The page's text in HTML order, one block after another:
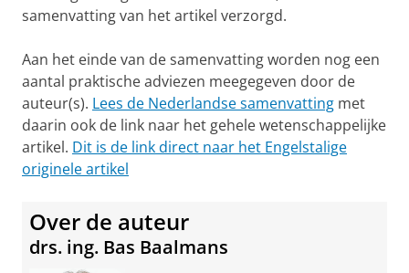
samenvatting van het artikel verzorgd.
Aan het einde van de samenvatting worden nog een
aantal praktische adviezen meegegeven door de
auteur(s). Lees de Nederlandse samenvatting met
daarin ook de link naar het gehele wetenschappelijke
artikel. Dit is de link direct naar het Engelstalige
originele artikel
Over de auteur
drs. ing. Bas Baalmans